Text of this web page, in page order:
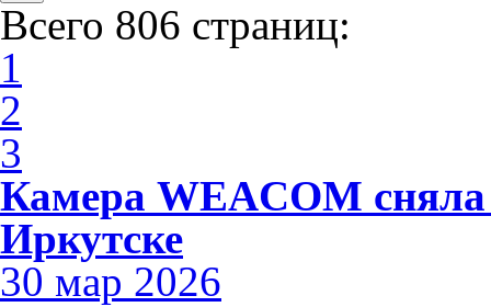
Всего 806 страниц:
1
2
3
Камера WEACOM
Иркутске
30 мар 2026